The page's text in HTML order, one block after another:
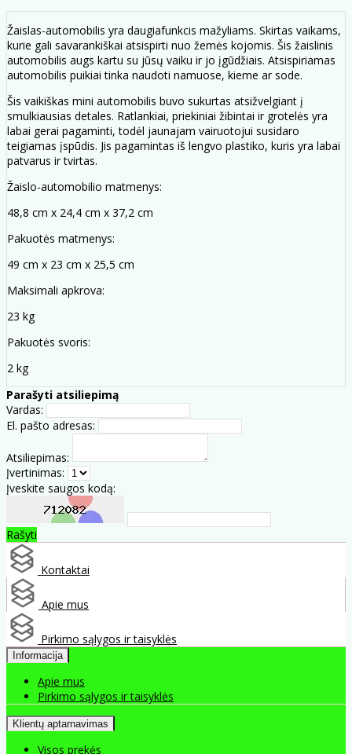
Žaislas-automobilis yra daugiafunkcis mažyliams. Skirtas vaikams,
kurie gali savarankiškai atsispirti nuo žemės kojomis. Šis žaislinis
automobilis augs kartu su jūsų vaiku ir jo įgūdžiais. Atsispiriamas
automobilis puikiai tinka naudoti namuose, kieme ar sode.
Šis vaikiškas mini automobilis buvo sukurtas atsižvelgiant į
smulkiausias detales. Ratlankiai, priekiniai žibintai ir grotelės yra
labai gerai pagaminti, todėl jaunajam vairuotojui susidaro
teigiamas įspūdis. Jis pagamintas iš lengvo plastiko, kuris yra labai
patvarus ir tvirtas.
Žaislo-automobilio matmenys:
48,8 cm x 24,4 cm x 37,2 cm
Pakuotės matmenys:
49 cm x 23 cm x 25,5 cm
Maksimali apkrova:
23 kg
Pakuotės svoris:
2 kg
Parašyti atsiliepimą
Vardas:
El. pašto adresas:
Atsiliepimas:
Įvertinimas:
Įveskite saugos kodą:
Rašyti
Kontaktai
Apie mus
Pirkimo sąlygos ir taisyklės
Informacija
Apie mus
Pirkimo sąlygos ir taisyklės
Klientų aptarnavimas
Visos prekės